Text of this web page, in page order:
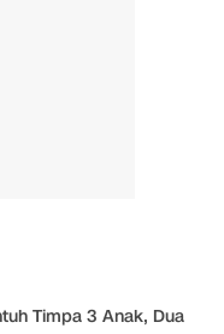
Timpa 3 Anak, Dua